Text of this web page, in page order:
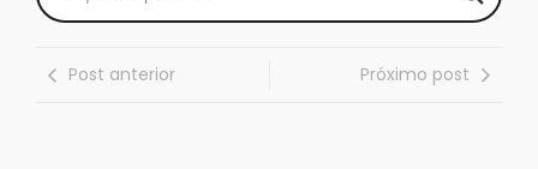
Post anterior Próximo post